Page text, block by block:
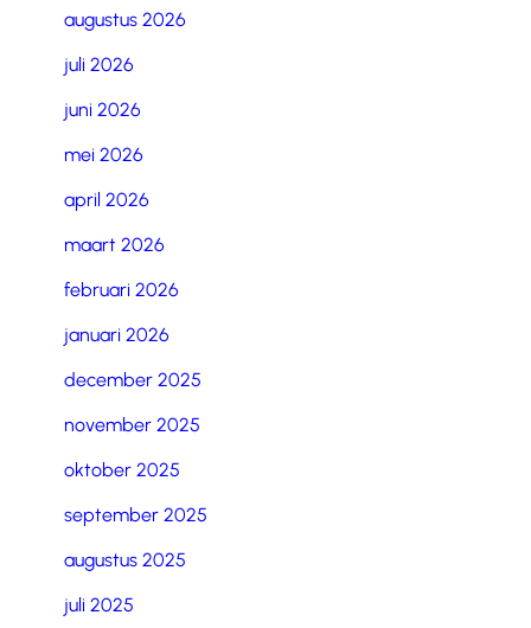
augustus 2026
juli 2026
juni 2026
mei 2026
april 2026
maart 2026
februari 2026
januari 2026
december 2025
november 2025
oktober 2025
september 2025
augustus 2025
juli 2025